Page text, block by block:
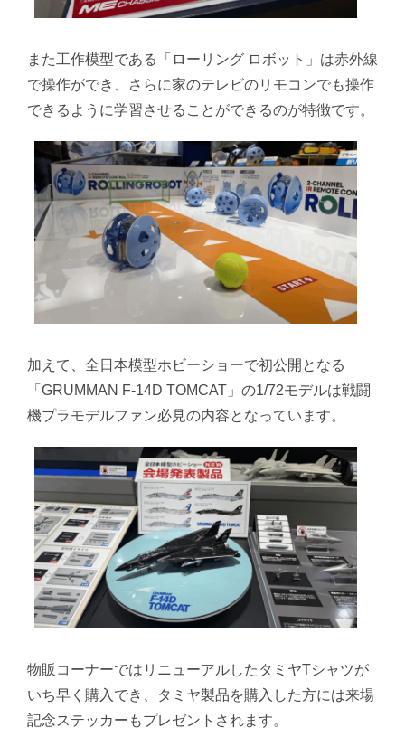
また工作模型である「ローリング ロボット」は赤外線
で操作ができ、さらに家のテレビのリモコンでも操作
できるように学習させることができるのが特徴です。
加えて、全日本模型ホビーショーで初公開となる
「GRUMMAN F-14D TOMCAT」の1/72モデルは戦闘
機プラモデルファン必見の内容となっています。
物販コーナーではリニューアルしたタミヤTシャツが
いち早く購入でき、タミヤ製品を購入した方には来場
記念ステッカーもプレゼントされます。